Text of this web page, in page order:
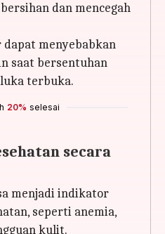
dan mencegah
menyebabkan
saat bersentuhan
terbuka.
20% selesai
secara
menjadi indikator
seperti anemia,
kulit.